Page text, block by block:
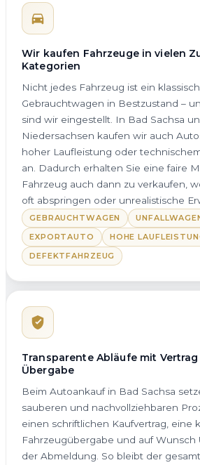
Wir kaufen Fahrzeuge in vielen
Kategorien
Nicht jedes Fahrzeug ist ein
Gebrauchtwagen in Bestzustand –
sind wir eingestellt. In Bad Sachsa
Niedersachsen kaufen wir auch
hoher Laufleistung oder
an. Dadurch erhalten Sie eine faire
Fahrzeug auch dann zu verkaufen,
oft abspringen oder unrealistische
GEBRAUCHTWAGEN
EXPORTAUTO
HOHE
DEFEKTFAHRZEUG
Transparente Abläufe mit
Übergabe
Beim Autoankauf in Bad Sachsa
sauberen und nachvollziehbaren
einen schriftlichen Kaufvertrag, eine
Fahrzeugübergabe und auf
der Abmeldung. So bleibt der